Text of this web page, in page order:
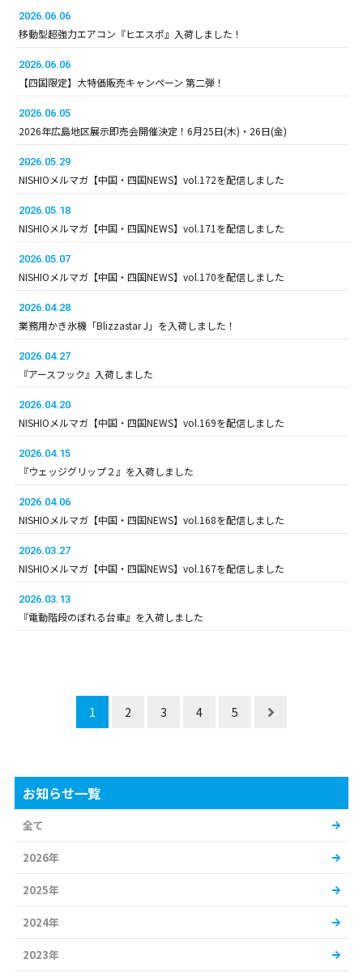
2026.06.06
移動型超強力エアコン『ヒエスポ』入荷しました！
2026.06.06
【四国限定】大特価販売キャンペーン 第二弾！
2026.06.05
2026年広島地区展示即売会開催決定！6月25日(木)・26日(金)
2026.05.29
NISHIOメルマガ【中国・四国NEWS】vol.172を配信しました
2026.05.18
NISHIOメルマガ【中国・四国NEWS】vol.171を配信しました
2026.05.07
NISHIOメルマガ【中国・四国NEWS】vol.170を配信しました
2026.04.28
業務用かき氷機「Blizzastar J」を入荷しました！
2026.04.27
『アースフック』入荷しました
2026.04.20
NISHIOメルマガ【中国・四国NEWS】vol.169を配信しました
2026.04.15
『ウェッジグリップ２』を入荷しました
2026.04.06
NISHIOメルマガ【中国・四国NEWS】vol.168を配信しました
2026.03.27
NISHIOメルマガ【中国・四国NEWS】vol.167を配信しました
2026.03.13
『電動階段のぼれる台車』を入荷しました
1 2 3 4 5
お知らせ一覧
全て
2026年
2025年
2024年
2023年